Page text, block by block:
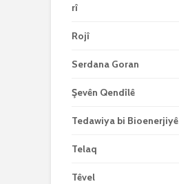
rî
Rojî
Serdana Goran
Şevên Qendîlê
Tedawiya bi Bioenerjiyê
Telaq
Têvel